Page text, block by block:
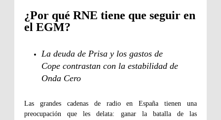
¿Por qué RNE tiene que seguir en
el EGM?
La deuda de Prisa y los gastos de
Cope contrastan con la estabilidad de
Onda Cero
Las grandes cadenas de radio en España tienen una
preocupación que les delata: ganar la batalla de las